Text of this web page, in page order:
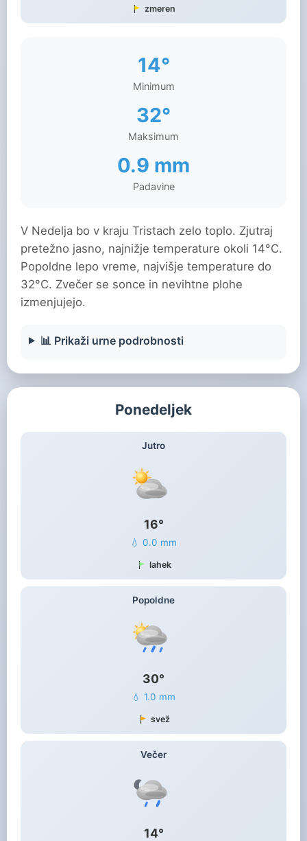
zmeren
14°
Minimum
32°
Maksimum
0.9 mm
Padavine
V Nedelja bo v kraju Tristach zelo toplo. Zjutraj
pretežno jasno, najnižje temperature okoli 14°C.
Popoldne lepo vreme, najvišje temperature do
32°C. Zvečer se sonce in nevihtne plohe
izmenjujejo.
📊 Prikaži urne podrobnosti
Ponedeljek
Jutro
16°
💧 0.0 mm
lahek
Popoldne
30°
💧 1.0 mm
svež
Večer
14°